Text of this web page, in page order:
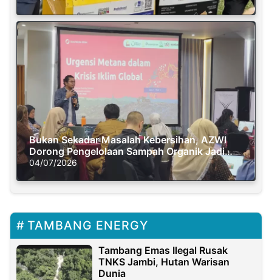
Bukan Sekadar Masalah Kebersihan, AZWI
Dorong Pengelolaan Sampah Organik Jadi
Solusi Krisis Iklim
04/07/2026
TAMBANG ENERGY
Tambang Emas Ilegal Rusak
TNKS Jambi, Hutan Warisan
Dunia